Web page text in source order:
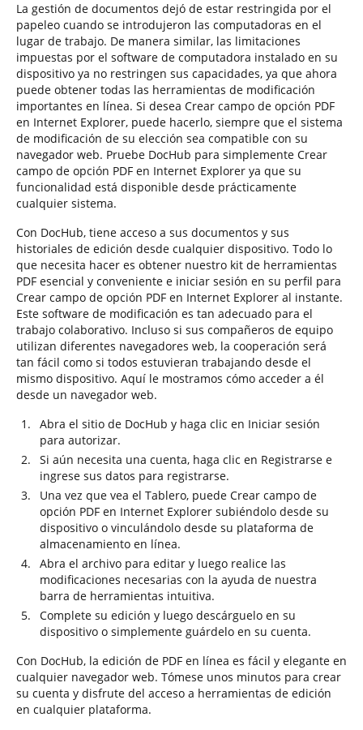
La gestión de documentos dejó de estar restringida por el
papeleo cuando se introdujeron las computadoras en el
lugar de trabajo. De manera similar, las limitaciones
impuestas por el software de computadora instalado en su
dispositivo ya no restringen sus capacidades, ya que ahora
puede obtener todas las herramientas de modificación
importantes en línea. Si desea Crear campo de opción PDF
en Internet Explorer, puede hacerlo, siempre que el sistema
de modificación de su elección sea compatible con su
navegador web. Pruebe DocHub para simplemente Crear
campo de opción PDF en Internet Explorer ya que su
funcionalidad está disponible desde prácticamente
cualquier sistema.
Con DocHub, tiene acceso a sus documentos y sus
historiales de edición desde cualquier dispositivo. Todo lo
que necesita hacer es obtener nuestro kit de herramientas
PDF esencial y conveniente e iniciar sesión en su perfil para
Crear campo de opción PDF en Internet Explorer al instante.
Este software de modificación es tan adecuado para el
trabajo colaborativo. Incluso si sus compañeros de equipo
utilizan diferentes navegadores web, la cooperación será
tan fácil como si todos estuvieran trabajando desde el
mismo dispositivo. Aquí le mostramos cómo acceder a él
desde un navegador web.
Abra el sitio de DocHub y haga clic en Iniciar sesión
para autorizar.
Si aún necesita una cuenta, haga clic en Registrarse e
ingrese sus datos para registrarse.
Una vez que vea el Tablero, puede Crear campo de
opción PDF en Internet Explorer subiéndolo desde su
dispositivo o vinculándolo desde su plataforma de
almacenamiento en línea.
Abra el archivo para editar y luego realice las
modificaciones necesarias con la ayuda de nuestra
barra de herramientas intuitiva.
Complete su edición y luego descárguelo en su
dispositivo o simplemente guárdelo en su cuenta.
Con DocHub, la edición de PDF en línea es fácil y elegante en
cualquier navegador web. Tómese unos minutos para crear
su cuenta y disfrute del acceso a herramientas de edición
en cualquier plataforma.